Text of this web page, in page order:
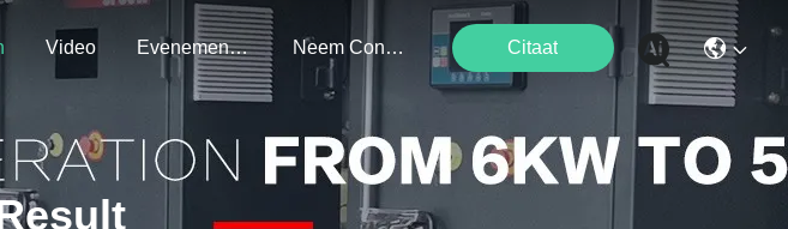
Video Evenementen Neem Contact Met Ons Op Citaat